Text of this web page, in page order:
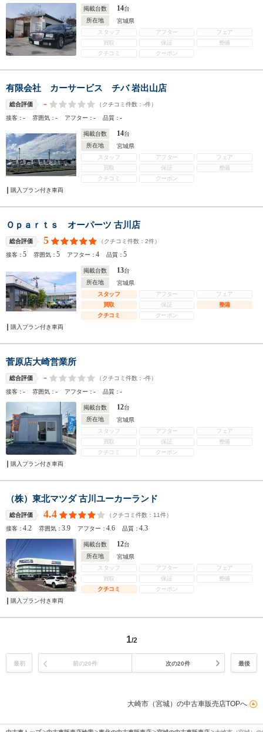
掲載台数 14台
所在地
宮城県
スタッフ
アフター
フェア
買取
保証
整備
クチコミ
クーポン
有限会社 カーサービス チバ 岩出山店
総合評価 - （クチコミ件数： -件）
接客：- 雰囲気：- アフター：- 品質：-
掲載台数 14台
所在地
宮城県
スタッフ
アフター
フェア
買取
保証
整備
クチコミ
クーポン
購入プラン付き車両
Ｏｐａｒｔｓ オーパーツ 古川店
総合評価 5 （クチコミ件数： 2件）
接客：5 雰囲気：5 アフター：4 品質：5
掲載台数 13台
所在地
宮城県
スタッフ
アフター
フェア
買取
保証
整備
クチコミ
クーポン
購入プラン付き車両
菅原店大崎営業所
総合評価 - （クチコミ件数： -件）
接客：- 雰囲気：- アフター：- 品質：-
掲載台数 12台
所在地
宮城県
スタッフ
アフター
フェア
買取
保証
整備
クチコミ
クーポン
購入プラン付き車両
（株）東北マツダ 古川ユーカーランド
総合評価 4.4 （クチコミ件数： 11件）
接客：4.2 雰囲気：3.9 アフター：4.6 品質：4.3
掲載台数 12台
所在地
宮城県
スタッフ
アフター
フェア
買取
保証
整備
クチコミ
クーポン
購入プラン付き車両
1/2
最初 前の20件 次の20件 最後
大崎市（宮城）の中古車販売店TOPへ